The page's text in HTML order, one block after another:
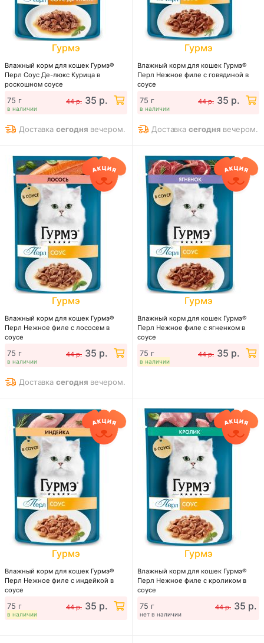
Гурмэ
Влажный корм для кошек Гурмэ®
Перл Соус Де-люкс Курица в
роскошном соусе
в наличии
75 г 44 р. 35 р.
Доставкасегодня вечером.
Гурмэ
Влажный корм для кошек Гурмэ®
Перл Нежное филе с говядиной в
соусе
в наличии
75 г 44 р. 35 р.
Доставкасегодня вечером.
Гурмэ
Влажный корм для кошек Гурмэ®
Перл Нежное филе с лососем в
соусе
в наличии
75 г 44 р. 35 р.
Доставкасегодня вечером.
Гурмэ
Влажный корм для кошек Гурмэ®
Перл Нежное филе с ягненком в
соусе
в наличии
75 г 44 р. 35 р.
Гурмэ
Влажный корм для кошек Гурмэ®
Перл Нежное филе с индейкой в
соусе
в наличии
75 г 44 р. 35 р.
Гурмэ
Влажный корм для кошек Гурмэ®
Перл Нежное филе с кроликом в
соусе
нет в наличии
75 г 44 р. 35 р.